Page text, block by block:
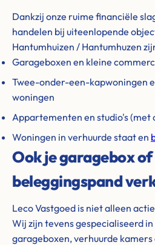
Dankzij onze ruime financiële
handelen bij uiteenlopende
Hantumhuizen / Hantumhuzen
Garageboxen en kleine
Twee-onder-een-kapwoningen
woningen
Appartementen en studio's (met
Woningen in verhuurde staat en
Ook je garagebox of
beleggingspand
Leco Vastgoed is niet alleen
Wij zijn tevens gespecialiseerd
garageboxen, verhuurde